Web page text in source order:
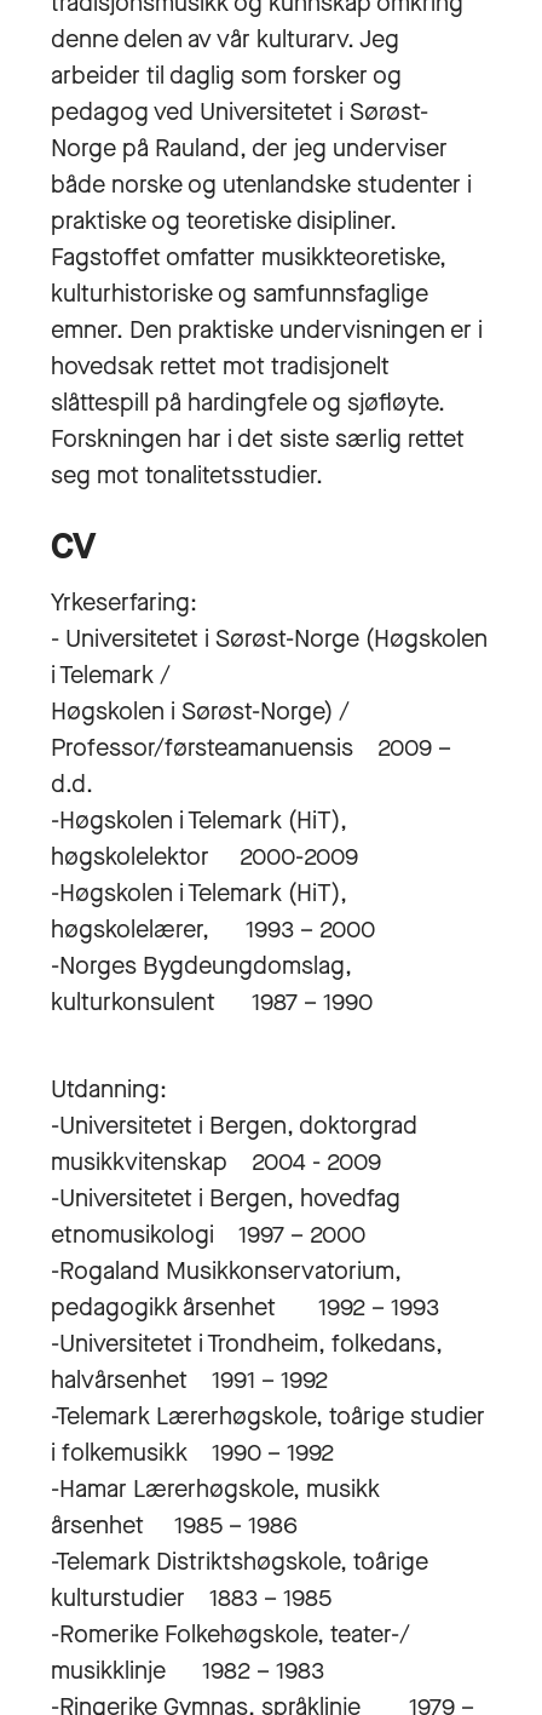
denne delen av vår kulturarv. Jeg
arbeider til daglig som forsker og
pedagog ved Universitetet i Sørøst-
Norge på Rauland, der jeg underviser
både norske og utenlandske studenter i
praktiske og teoretiske disipliner.
Fagstoffet omfatter musikkteoretiske,
kulturhistoriske og samfunnsfaglige
emner. Den praktiske undervisningen er i
hovedsak rettet mot tradisjonelt
slåttespill på hardingfele og sjøfløyte.
Forskningen har i det siste særlig rettet
seg mot tonalitetsstudier.
CV
Yrkeserfaring:
- Universitetet i Sørøst-Norge (Høgskolen
i Telemark /
Høgskolen i Sørøst-Norge) /
Professor/førsteamanuensis 2009 –
d.d.
-Høgskolen i Telemark (HiT),
høgskolelektor 2000-2009
-Høgskolen i Telemark (HiT),
høgskolelærer, 1993 – 2000
-Norges Bygdeungdomslag,
kulturkonsulent 1987 – 1990
Utdanning:
-Universitetet i Bergen, doktorgrad
musikkvitenskap 2004 - 2009
-Universitetet i Bergen, hovedfag
etnomusikologi 1997 – 2000
-Rogaland Musikkonservatorium,
pedagogikk årsenhet 1992 – 1993
-Universitetet i Trondheim, folkedans,
halvårsenhet 1991 – 1992
-Telemark Lærerhøgskole, toårige studier
i folkemusikk 1990 – 1992
-Hamar Lærerhøgskole, musikk
årsenhet 1985 – 1986
-Telemark Distriktshøgskole, toårige
kulturstudier 1883 – 1985
-Romerike Folkehøgskole, teater-/
musikklinje 1982 – 1983
-Ringerike Gymnas, språklinje 1979 –